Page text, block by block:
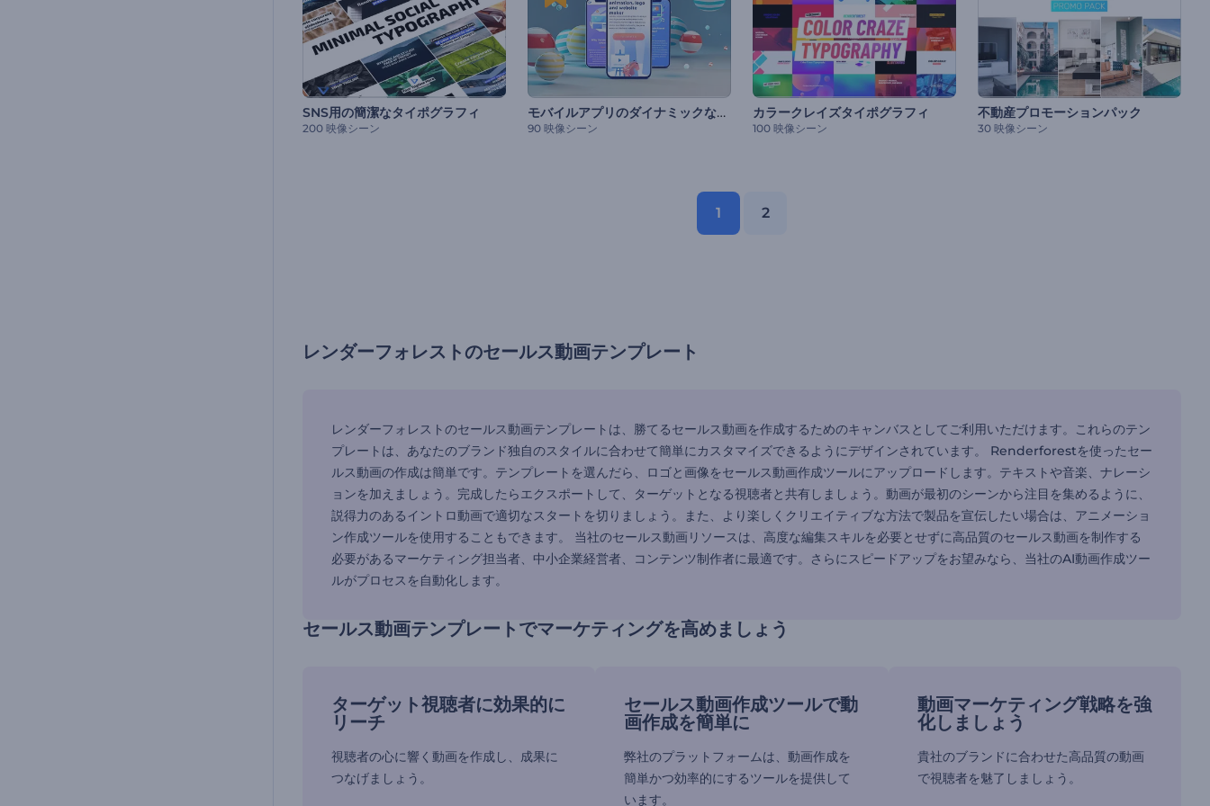
SNS用の簡潔なタイポグラフィ
200 映像シーン
モバイルアプリのダイナミックな宣伝
90 映像シーン
カラークレイズタイポグラフィ
100 映像シーン
不動産プロモーションパック
30 映像シーン
1 2
レンダーフォレストのセールス動画テンプレート
レンダーフォレストのセールス動画テンプレートは、勝てるセールス動画を作成するためのキャンバスとしてご利用いただけます。これらのテン
プレートは、あなたのブランド独自のスタイルに合わせて簡単にカスタマイズできるようにデザインされています。 Renderforestを使ったセー
ルス動画の作成は簡単です。テンプレートを選んだら、ロゴと画像をセールス動画作成ツールにアップロードします。テキストや音楽、ナレーシ
ョンを加えましょう。完成したらエクスポートして、ターゲットとなる視聴者と共有しましょう。動画が最初のシーンから注目を集めるように、
説得力のあるイントロ動画で適切なスタートを切りましょう。また、より楽しくクリエイティブな方法で製品を宣伝したい場合は、アニメーショ
ン作成ツールを使用することもできます。 当社のセールス動画リソースは、高度な編集スキルを必要とせずに高品質のセールス動画を制作する
必要があるマーケティング担当者、中小企業経営者、コンテンツ制作者に最適です。さらにスピードアップをお望みなら、当社のAI動画作成ツー
ルがプロセスを自動化します。
セールス動画テンプレートでマーケティングを高めましょう
ターゲット視聴者に効果的に
リーチ
視聴者の心に響く動画を作成し、成果に
つなげましょう。
セールス動画作成ツールで動
画作成を簡単に
弊社のプラットフォームは、動画作成を
簡単かつ効率的にするツールを提供して
います。
動画マーケティング戦略を強
化しましょう
貴社のブランドに合わせた高品質の動画
で視聴者を魅了しましょう。